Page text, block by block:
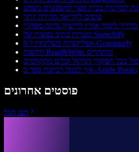
לבחינות בבית ספר למשפטים בשמע
טיפים לקריאה מהירה יותר
טעויות כתיב נפוצות של Speechify
9 אפליקציות משלימות ל-Grammarly
חלופות Read&Write ומתחרים
בכל תפקודי הניהול וכלים מתקדמים
איך לבטל רכישת ספר ב-Apple Books
פוסטים אחרונים
הצג הכל